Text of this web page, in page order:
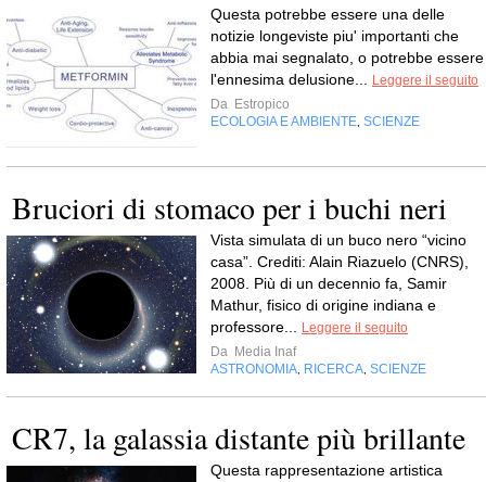
Questa potrebbe essere una delle
notizie longeviste piu' importanti che
abbia mai segnalato, o potrebbe essere
l'ennesima delusione...
Leggere il seguito
Da Estropico
ECOLOGIA E AMBIENTE SCIENZE
Bruciori di stomaco per i buchi neri
Vista simulata di un buco nero “vicino
casa”. Crediti: Alain Riazuelo (CNRS),
2008. Più di un decennio fa, Samir
Mathur, fisico di origine indiana e
professore...
Leggere il seguito
Da Media Inaf
ASTRONOMIA RICERCA SCIENZE
CR7, la galassia distante più brillante
Questa rappresentazione artistica